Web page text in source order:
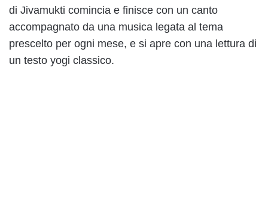
di Jivamukti comincia e finisce con un canto
accompagnato da una musica legata al tema
prescelto per ogni mese, e si apre con una lettura di
un testo yogi classico.